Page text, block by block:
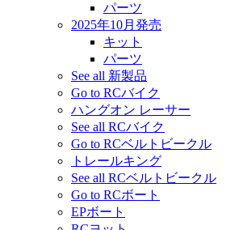
パーツ
2025年10月発売
キット
パーツ
See all 新製品
Go to RCバイク
ハングオン レーサー
See all RCバイク
Go to RCベルトビークル
トレールキング
See all RCベルトビークル
Go to RCボート
EPボート